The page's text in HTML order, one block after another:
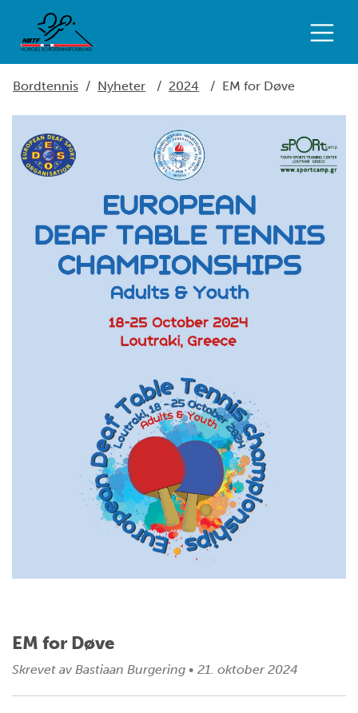
Bordtennis / Nyheter / 2024 / EM for Døve
EM for Døve
Skrevet av Bastiaan Burgering • 21. oktober 2024